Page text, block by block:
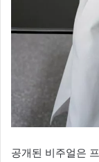
공개된 비주얼은